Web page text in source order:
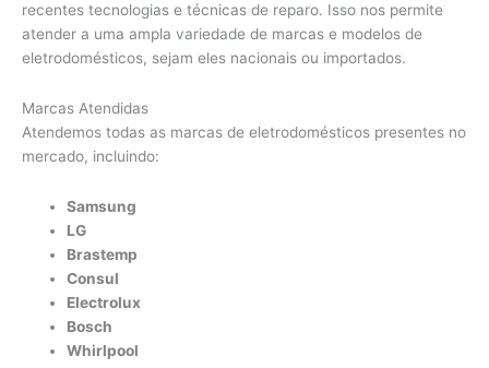
recentes tecnologias e técnicas de reparo. Isso nos permite
atender a uma ampla variedade de marcas e modelos de
eletrodomésticos, sejam eles nacionais ou importados.
Marcas Atendidas
Atendemos todas as marcas de eletrodomésticos presentes no
mercado, incluindo:
Samsung
LG
Brastemp
Consul
Electrolux
Bosch
Whirlpool